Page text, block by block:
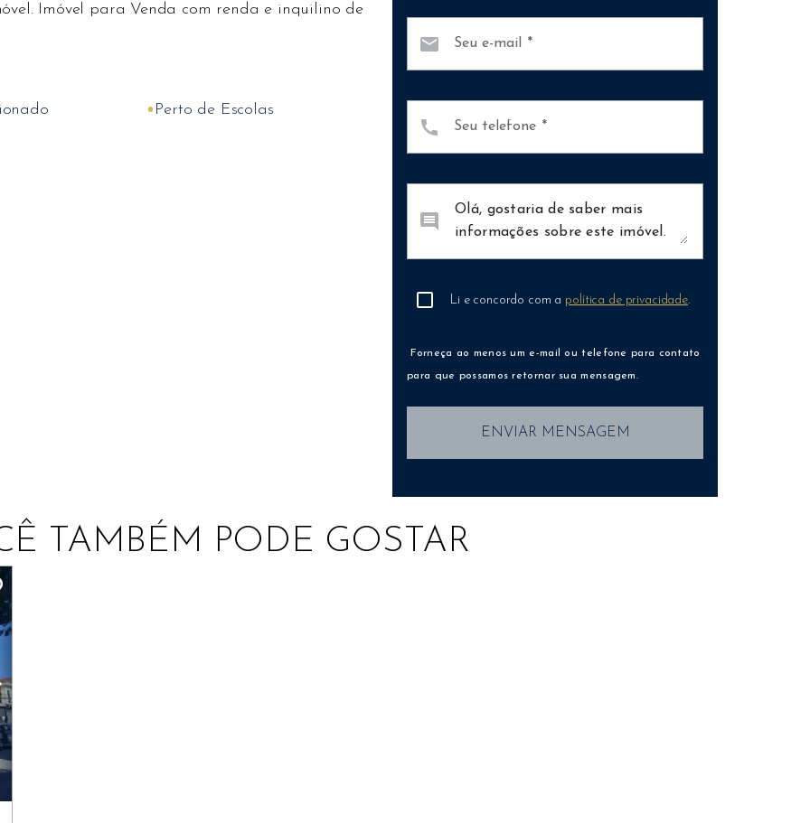
Imóvel para Venda com renda e inquilino de
• Perto de Escolas
Seu e-mail
mail
Seu telefone
call
comment
Li e concordo com a política de privacidade.
Forneça ao menos um e-mail ou telefone para contato
para que possamos retornar sua mensagem.
ENVIAR MENSAGEM
TAMBÉM PODE GOSTAR